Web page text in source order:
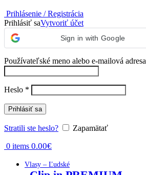
Prihlásenie / Registrácia
Prihlásiť saVytvoriť účet
Sign in with Google
Používateľské meno alebo e-mailová adresa
Heslo * Povinné
Prihlásiť sa
Stratili ste heslo? Zapamätať
0 items 0.00€
Vlasy – Ľudské